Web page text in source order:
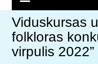
Viduskursas
folkloras
virpulis